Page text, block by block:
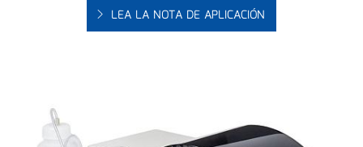
LEA LA NOTA DE APLICACIÓN